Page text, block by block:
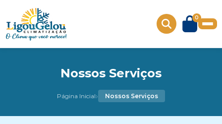
0
Nossos Serviços
Página Inicial› Nossos Serviços